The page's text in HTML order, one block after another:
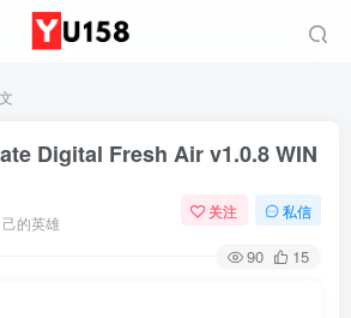
Digital Fresh Air v1.0.8 WIN
的英雄
关注 私信
90 15